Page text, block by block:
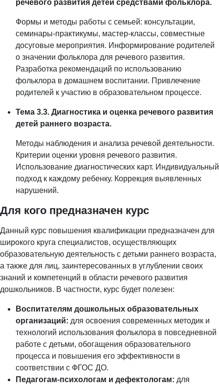
речевого развития детей средствами фольклора.
Формы и методы работы с семьей: консультации,
семинары-практикумы, мастер-классы, совместные
досуговые мероприятия. Информирование родителей
о значении фольклора для речевого развития.
Разработка рекомендаций по использованию
фольклора в домашнем воспитании. Привлечение
родителей к участию в образовательном процессе.
Тема 3.3. Диагностика и оценка речевого развития
детей раннего возраста.
Методы наблюдения и анализа речевой деятельности.
Критерии оценки уровня речевого развития.
Использование диагностических карт. Индивидуальный
подход к каждому ребенку. Коррекция выявленных
нарушений.
Для кого предназначен курс
Данный курс повышения квалификации предназначен для
широкого круга специалистов, осуществляющих
образовательную деятельность с детьми раннего возраста,
а также для лиц, заинтересованных в углублении своих
знаний и компетенций в области речевого развития
дошкольников. В частности, курс будет полезен:
Воспитателям дошкольных образовательных
организаций: для освоения современных методик и
технологий использования фольклора в повседневной
работе с детьми, обогащения образовательного
процесса и повышения его эффективности в
соответствии с ФГОС ДО.
Педагогам-психологам и дефектологам: для